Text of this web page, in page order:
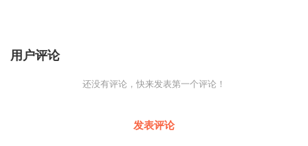
用户评论
还没有评论，快来发表第一个评论！
发表评论